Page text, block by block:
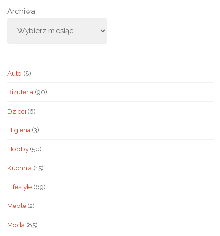
Archiwa
Auto (8)
Biżuteria (90)
Dzieci (6)
Higiena (3)
Hobby(50)
Kuchnia (15)
Lifestyle(69)
Meble(2)
Moda (85)